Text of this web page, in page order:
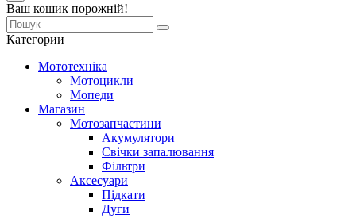
Ваш кошик порожній!
Категории
Мототехніка
Мотоцикли
Мопеди
Магазин
Мотозапчастини
Акумулятори
Свічки запалювання
Фільтри
Аксесуари
Підкати
Дуги